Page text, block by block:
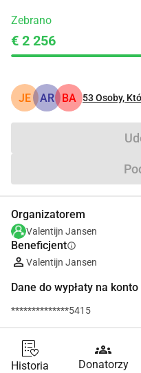
Zebrano
€ 2 256
JE AR BA 53Osoby,
Organizatorem
Valentijn Jansen
Beneficjentinfo
Valentijn Jansen
Dane do wypłaty na konto
**************5415
Historia
groups
Donatorzy